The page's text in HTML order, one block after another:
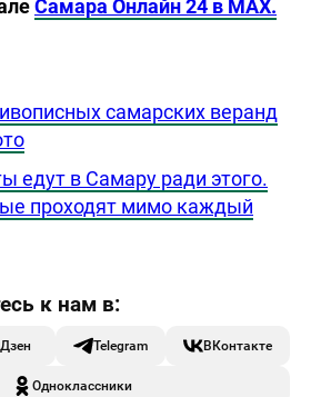
Самара Онлайн 24 в MAX.
самарских веранд
едут в Самару ради этого.
проходят мимо каждый
Дзен Telegram ВКонтакте
Одноклассники